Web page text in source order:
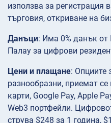
използва за регистрация
търговия, откриване на
Данъци: Има 0% данък от
Палау за цифрови
Цени и плащане: Опциите
разнообразни, приемат
карти, Google Pay, Apple
Web3 портфейли.
струва $248 за 1 година,